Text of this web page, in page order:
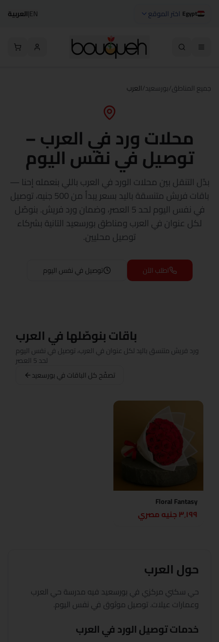
Egypt اختر الموقع EN
|العربية
جميع المناطق/بورسعيد/العرب
محلات ورد في العرب –
توصيل في نفس اليوم
بدّل التنقل بين محلات الورد في العرب باللي بنعمله إحنا —
باقات فريش متنسقة باليد بسعر يبدأ من 500 جنيه، توصيل
في نفس اليوم لحد 5 العصر، وضمان ورد فريش. بنوصّل
لكل عنوان في العرب ومناطق بورسعيد التانية بشركاء
توصيل محليين.
اطلب الآن توصيل في نفس اليوم
باقات بنوصّلها في العرب
ورد فريش متنسق باليد لكل عنوان في العرب، توصيل في نفس اليوم
لحد 5 العصر
تصفّح كل الباقات في بورسعيد
Floral Fantasy
٣٬١٩٩ جنيه مصري
حول العرب
حي سكني مركزي في بورسعيد فيه مدرسة حي العرب
وعمارات عيلات. توصيل موثوق في نفس اليوم.
خدمات توصيل الورد فيالعرب